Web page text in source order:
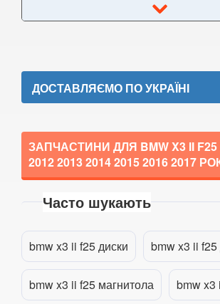
5 Series E60
5 Series F07 GT
5 Series F10
M5 F10
5 Series G60/G61/G68
5 Series G60/G61 mHEV
attach_fileПрикріпити файл
ДОСТАВЛЯЄМО ПО УКРАЇНІ
ЗАПЧАСТИНИ ДЛЯ BMW X3 II F25
2012 2013 2014 2015 2016 2017
Часто шукають
bmw x3 ii f25 диски bmw x3 ii f25
bmw x3 ii f25 магнитола bmw